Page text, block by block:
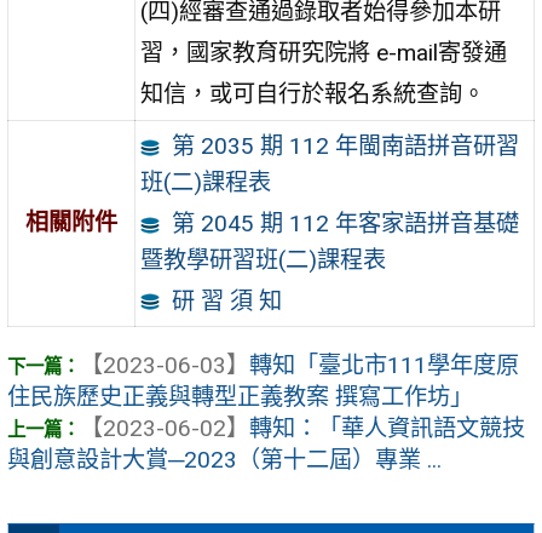
(四)經審查通過錄取者始得參加本研
習，國家教育研究院將 e-mail寄發通
知信，或可自行於報名系統查詢。
相關附件
第 2035 期 112 年閩南語拼音研習
班(二)課程表
第 2045 期 112 年客家語拼音基礎
暨教學研習班(二)課程表
研 習 須 知
【2023-06-03】 轉知「臺北市111學年度原
住民族歷史正義與轉型正義教案 撰寫工作坊」
【2023-06-02】 轉知：「華人資訊語文競技
與創意設計大賞─2023（第十二屆）專業 ...